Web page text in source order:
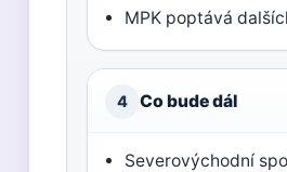
MPK poptává
4 Co bude dál
Severovýchodní